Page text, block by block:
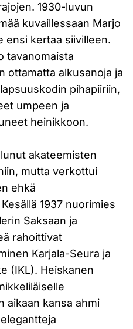
1930-luvun
kuvaillessaan Marjo
ensi kertaa siivilleen.
tavanomaista
ottamatta alkusanoja ja
pihapiiriin,
umpeen ja
heinikkoon.
akateemisten
mutta verkottui
ehkä
1937 nuorimies
Saksaan ja
rahoittivat
Karjala-Seura ja
(IKL). Heiskanen
aikaan kansa ahmi